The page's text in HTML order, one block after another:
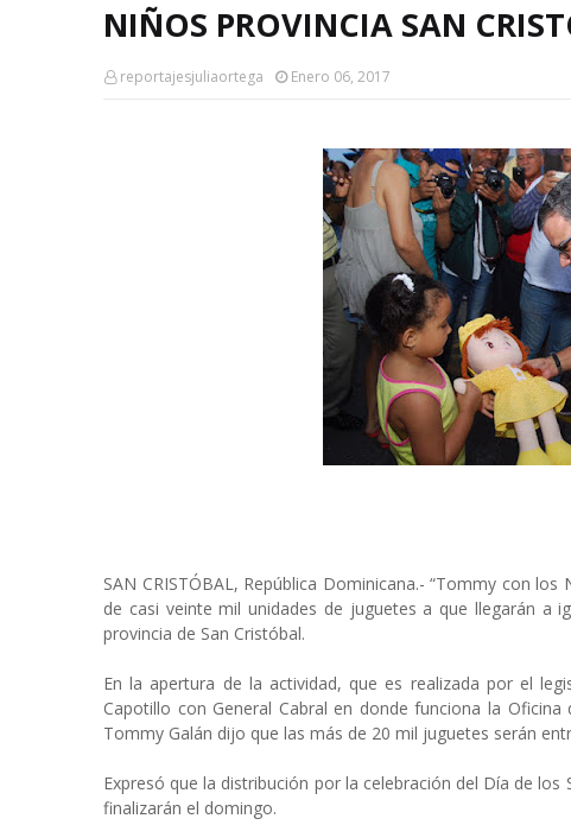
NIÑOS PROVINCIA SAN
reportajesjuliaortega Enero 06, 2017
SAN CRISTÓBAL, República Dominicana.- “Tommy con
de casi veinte mil unidades de juguetes a que llegarán a
provincia de San Cristóbal.
En la apertura de la actividad, que es realizada por el
Capotillo con General Cabral en donde funciona la
Tommy Galán dijo que las más de 20 mil juguetes serán
Expresó que la distribución por la celebración del Día de
finalizarán el domingo.